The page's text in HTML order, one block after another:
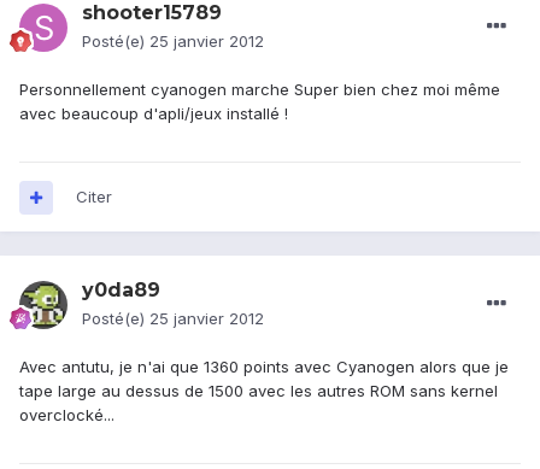
shooter15789
Posté(e) 25 janvier 2012
Personnellement cyanogen marche Super bien chez moi même
avec beaucoup d'apli/jeux installé !
Citer
y0da89
Posté(e) 25 janvier 2012
Avec antutu, je n'ai que 1360 points avec Cyanogen alors que je
tape large au dessus de 1500 avec les autres ROM sans kernel
overclocké...